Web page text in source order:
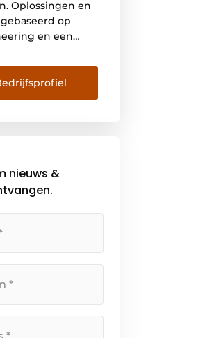
Oplossingen en
op
en een
nieuws &